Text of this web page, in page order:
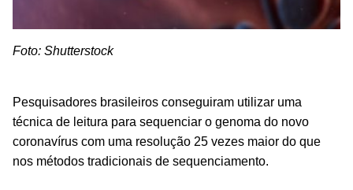
Foto: Shutterstock
Pesquisadores brasileiros conseguiram utilizar uma
técnica de leitura para sequenciar o genoma do novo
coronavírus com uma resolução 25 vezes maior do que
nos métodos tradicionais de sequenciamento.